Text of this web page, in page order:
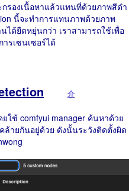
รองเนื้อหาแล้วแทนที่ด้วยภาพสีดำ
นี้จะทำการแทนภาพด้วยภาพ
ได้ยืดหยุ่นกว่า เราสามารถใช้เพื่อ
รเซนเซอร์ได้
介
ใช้ comfyui manager ค้นหาด้วย
ล้ายกันอยู่ด้วย ดังนั้นระวังติดตั้งผิด